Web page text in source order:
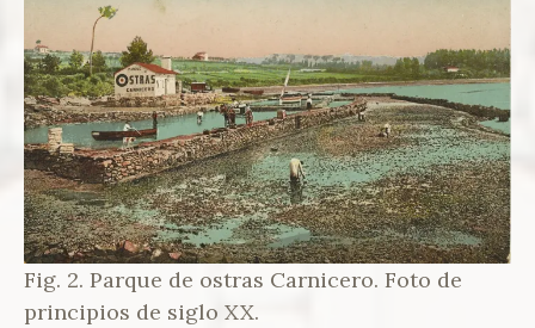
Fig. 2. Parque de ostras Carnicero. Foto de
principios de siglo XX.